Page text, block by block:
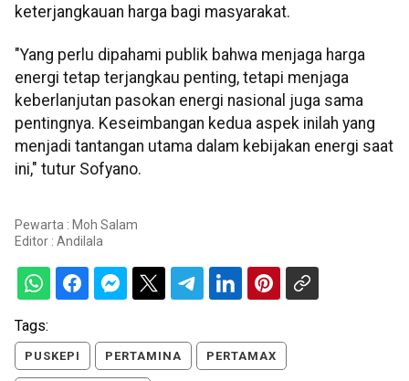
keterjangkauan harga bagi masyarakat.
"Yang perlu dipahami publik bahwa menjaga harga
energi tetap terjangkau penting, tetapi menjaga
keberlanjutan pasokan energi nasional juga sama
pentingnya. Keseimbangan kedua aspek inilah yang
menjadi tantangan utama dalam kebijakan energi saat
ini," tutur Sofyano.
Pewarta : Moh Salam
Editor : Andilala
Tags:
PUSKEPI PERTAMINA PERTAMAX